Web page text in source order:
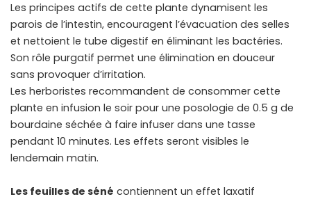
Les principes actifs de cette plante dynamisent les
parois de l’intestin, encouragent l’évacuation des selles
et nettoient le tube digestif en éliminant les bactéries.
Son rôle purgatif permet une élimination en douceur
sans provoquer d’irritation.
Les herboristes recommandent de consommer cette
plante en infusion le soir pour une posologie de 0.5 g de
bourdaine séchée à faire infuser dans une tasse
pendant 10 minutes. Les effets seront visibles le
lendemain matin.
Les feuilles de séné contiennent un effet laxatif